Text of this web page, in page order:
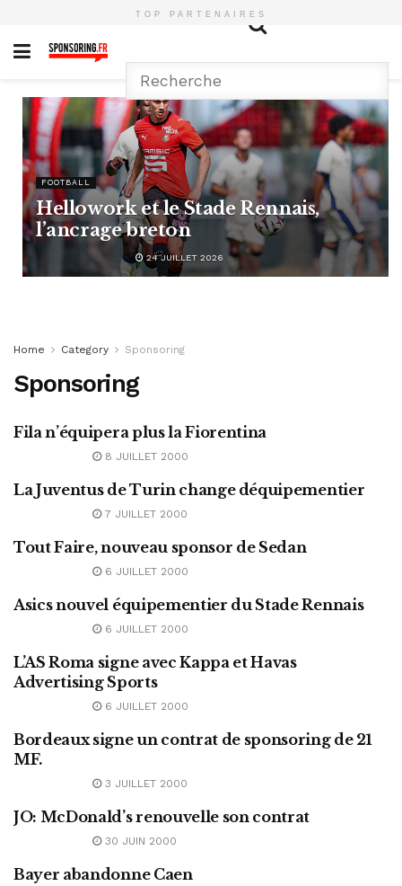
TOP PARTENAIRES
FOOTBALL
Hellowork et le Stade Rennais,
l’ancrage breton
24 JUILLET 2026
Home Category Sponsoring
Sponsoring
ABONNEMENT
Fila n’équipera plus la Fiorentina
8 JUILLET 2000
ABONNEMENT
La Juventus de Turin change déquipementier
7 JUILLET 2000
ABONNEMENT
Tout Faire, nouveau sponsor de Sedan
6 JUILLET 2000
ABONNEMENT
Asics nouvel équipementier du Stade Rennais
6 JUILLET 2000
ABONNEMENT
L’AS Roma signe avec Kappa et Havas
Advertising Sports
6 JUILLET 2000
ABONNEMENT
Bordeaux signe un contrat de sponsoring de 21
MF.
3 JUILLET 2000
ABONNEMENT
JO: McDonald’s renouvelle son contrat
30 JUIN 2000
ABONNEMENT
Bayer abandonne Caen